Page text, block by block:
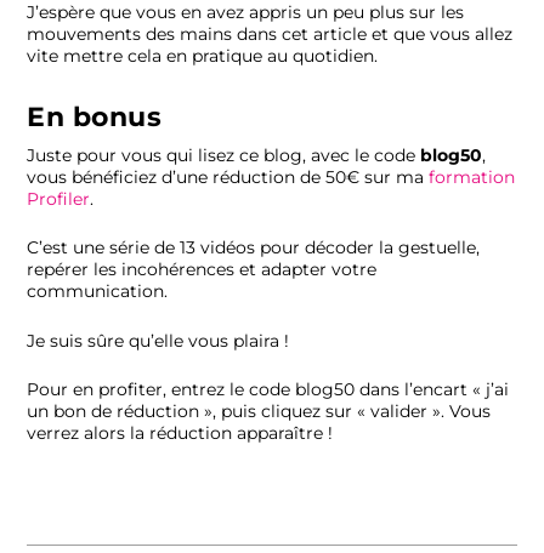
J’espère que vous en avez appris un peu plus sur les
mouvements des mains dans cet article et que vous allez
vite mettre cela en pratique au quotidien.
En bonus
Juste pour vous qui lisez ce blog, avec le code blog50,
vous bénéficiez d’une réduction de 50€ sur maformation
Profiler.
C’est une série de 13 vidéos pour décoder la gestuelle,
repérer les incohérences et adapter votre
communication.
Je suis sûre qu’elle vous plaira !
Pour en profiter, entrez le code blog50 dans l’encart « j’ai
un bon de réduction », puis cliquez sur « valider ». Vous
verrez alors la réduction apparaître !